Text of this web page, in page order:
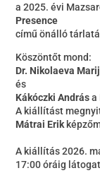
a 2025. évi
Presence
című önálló
Köszöntőt mond:
Dr. Nikolaeva
és
Kákóczki Andrása
A kiállítást
Mátrai Erik
A kiállítás 2026.
17:00 óráig